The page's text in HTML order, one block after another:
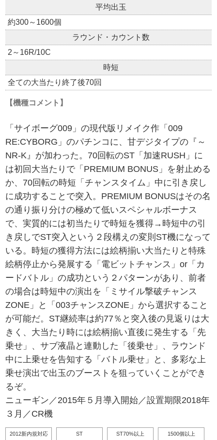
平均出玉
約300～1600個
ラウンド・カウント数
2～16R/10C
時短
全ての大当たり終了後70回
【機種コメント】
「サイボーグ009」の現代版リメイク作「009
RE:CYBORG」のパチンコに、甘デジタイプの『～
NR-K』が加わった。70回転のST「加速RUSH」に
は初回大当たりで「PREMIUM BONUS」を射止める
か、70回転の時短「チャンスタイム」中に引き戻し
に成功することで突入。PREMIUM BONUSはその名
の通り振り分けの極めて低いスペシャルボーナス
で、実質的には初当たりで時短を獲得→時短中の引
き戻しでST突入という２段構えの変則ST機になって
いる。時短の獲得方法には絵柄揃い大当たりと特殊
絵柄停止から発展する「電ビットチャンス」or「カ
ードバトル」の成功という２パターンがあり、前者
の場合は時短中の演出を「ミサイル撃破チャンス
ZONE」と「003チャンスZONE」から選択すること
が可能だ。ST継続率は約77％と突入後の見返りは大
きく、大当たり時には絵柄揃い直後に発生する「先
乗せ」、サブ液晶と連動した「後乗せ」、ラウンド
中に上乗せを告知する「バトル乗せ」と、多彩な上
乗せ演出で出玉のブーストを狙っていくことができ
るぞ。
ニューギン／2015年５月導入開始／設置期限2018年
３月／CR機
2012新内規対応 ST ST70%以上 1500個以上